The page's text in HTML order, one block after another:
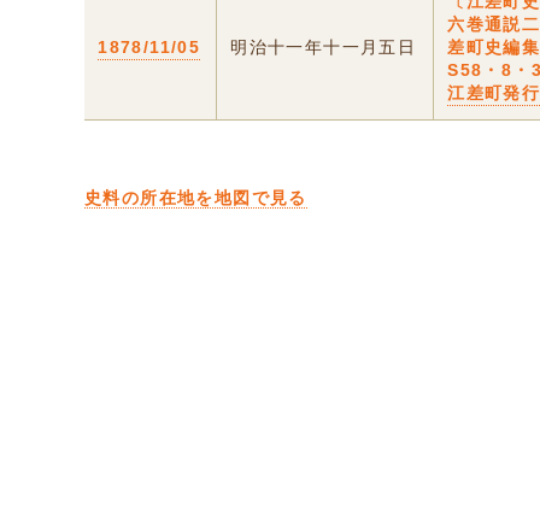
1878/11/05 明治十一年十一月五日
六巻通説
差町史編
S58・8
江差町発行
史料の所在地を地図で見る